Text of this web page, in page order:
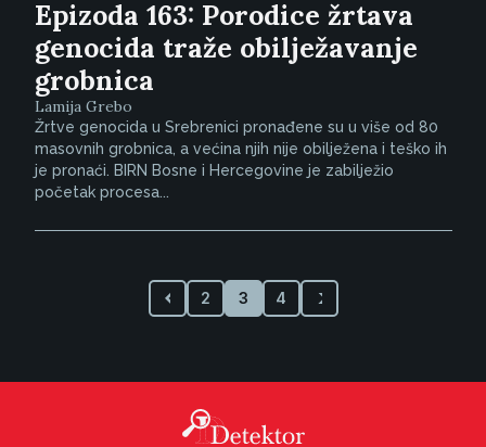
Epizoda 163: Porodice žrtava
genocida traže obilježavanje
grobnica
Lamija Grebo
Žrtve genocida u Srebrenici pronađene su u više od 80
masovnih grobnica, a većina njih nije obilježena i teško ih
je pronaći. BIRN Bosne i Hercegovine je zabilježio
početak procesa...
2 3 4